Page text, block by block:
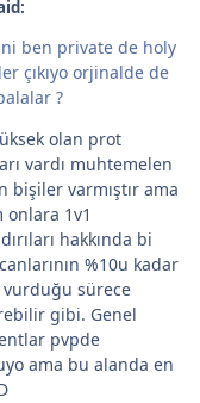
ben private de holy
çıkıyo orjinalde de
?
olan prot
vardı muhtemelen
bişiler varmıştır ama
onlara 1v1
hakkında bi
%10u kadar
sürece
gibi. Genel
pvpde
ama bu alanda en